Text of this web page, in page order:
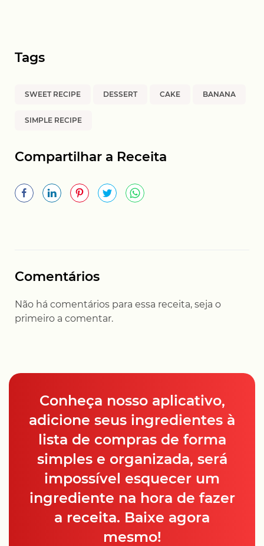
Tags
SWEET RECIPE DESSERT CAKE BANANA
SIMPLE RECIPE
Compartilhar a Receita
Comentários
Não há comentários para essa receita, seja o
primeiro a comentar.
Conheça nosso aplicativo,
adicione seus ingredientes à
lista de compras de forma
simples e organizada, será
impossível esquecer um
ingrediente na hora de fazer
a receita. Baixe agora
mesmo!